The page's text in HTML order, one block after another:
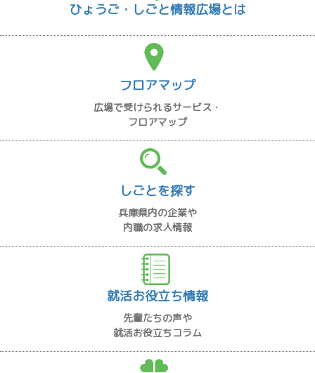
ひょうご・しごと情報広場とは
フロアマップ
広場で受けられるサービス・
フロアマップ
しごとを探す
兵庫県内の企業や
内職の求人情報
就活お役立ち情報
先輩たちの声や
就活お役立ちコラム